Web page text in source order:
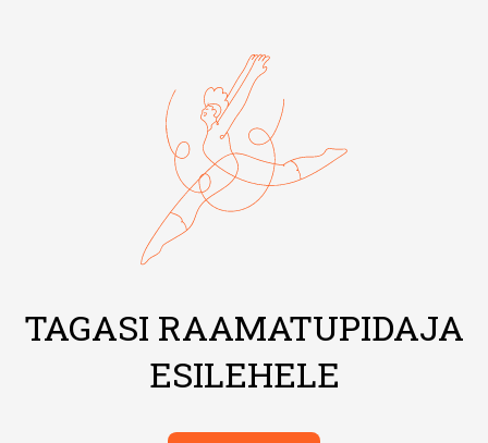
TAGASI RAAMATUPIDAJA
ESILEHELE